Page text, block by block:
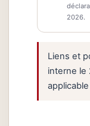
2026.
Liens et
interne le